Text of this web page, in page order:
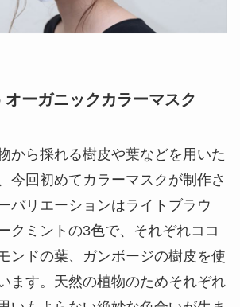
ーガニックカラーマスク
から採れる樹皮や葉などを用いた
今回初めてカラーマスクが制作さ
バリエーションはライトブラウ
クミントの3色で、それぞれココ
ンドの葉、ガンボージの樹皮を使
ます。天然の植物のためそれぞれ